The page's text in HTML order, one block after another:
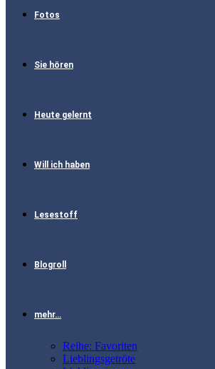
Fotos
Sie hören
Heute gelernt
Will ich haben
Lesestoff
Blogroll
mehr…
Reihe: Favoriten
Lieblingsgetröte